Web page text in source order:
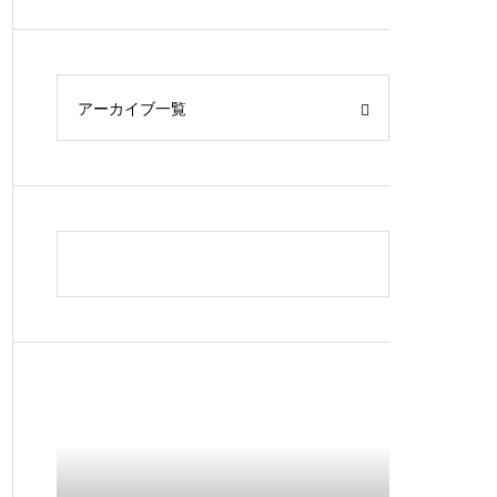
アーカイブ一覧